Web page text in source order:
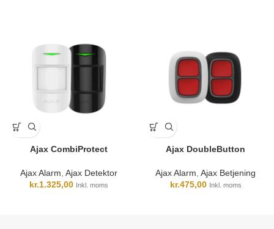
Ajax CombiProtect
Ajax Alarm, Ajax Detektor
kr.1.325,00 Inkl. moms
Ajax DoubleButton
Ajax Alarm, Ajax Betjening
kr.475,00 Inkl. moms